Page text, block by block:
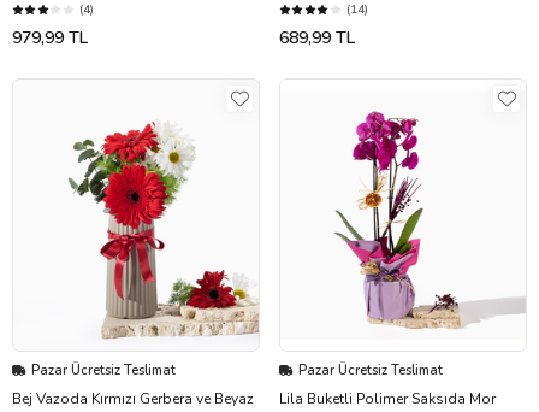
(4)
979,99 TL
(14)
689,99 TL
Pazar Ücretsiz Teslimat
Bej Vazoda Kırmızı Gerbera ve Beyaz
Pazar Ücretsiz Teslimat
Lila Buketli Polimer Saksıda Mor